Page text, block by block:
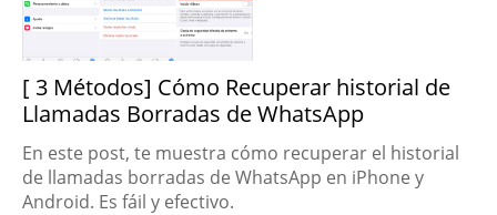
[ 3 Métodos] Cómo Recuperar historial de
Llamadas Borradas de WhatsApp
En este post, te muestra cómo recuperar el historial
de llamadas borradas de WhatsApp en iPhone y
Android. Es fáil y efectivo.